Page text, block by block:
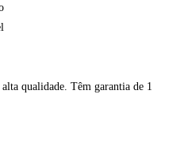
qualidade. Têm garantia de 1